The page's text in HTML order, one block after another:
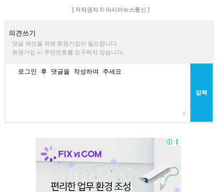
[ 저작권자 © 아시아뉴스통신 ]
의견쓰기
댓글 작성을 위해 회원가입이 필요합니다.
회원가입 시 주민번호를 요구하지 않습니다.
입력